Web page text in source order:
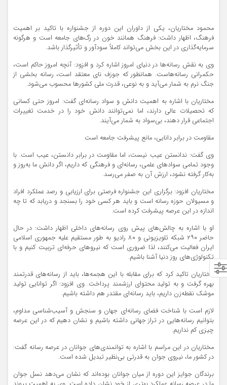
محمود مختاریان، یکی از داوران این دوره از جشنواره با تاکید بر اهمیت
فرهنگ، اظهار داشت: فرهنگ همانند خون در رگ‌های جامعه است و هرگونه
سرمایه‌گذاری در این بخش می‌تواند کاملاً سودآور و تأثیرگذار باشد.
وی به نقش رسانه‌ها در دنیای امروز اشاره کرد و افزود: آنچه امروز حاکم است،
حکمرانی رسانه‌هاست. همانطور که جوزف نای معتقد است، رسانه بخشی از
جنگ نرم به شمار می‌آید و به نوعی، قدرت ملی کشورها محسوب می‌شود.
مختاریان با اشاره به اهمیت دانش و سواد رسانه‌ای گفت: امروز حتی کسانی
که تحصیلات عالی دارند، اما نمی‌توانند دانش خود را در خدمت تغییرات
اجتماعی قرار دهند، بی‌سواد به شمار می‌آیند.
مقاومت در برابر دانایی، مانع پیشرفت جامعه است
وی گفت: ندانستن عیب نیست، اما مقاومت در برابر دانستن، عیب است. با
وجود تمامی سوادهای علمی، رسانه‌ای و فرهنگی که داریم، اگر دانش ما به‌روز و
به‌کار گرفته نشود، ارزش آن به صفر می‌رسد.
مختاریان افزود: برگزاری این جشنواره فرصتی برای ارزیابی و رصد عملکرد افراد
و مسیولان حوزه رسانه است و باید هر کسی خود را بسنجد و دریابد که تا چه
اندازه در این عرصه پیشرفت کرده است.
او با اشاره به چالش‌های پیش روی رسانه‌های داخلی اظهار داشت: در حال
حاضر ۲۹۰ شبکه تلویزیونی و ۸۰ رادیو به طور مستقیم علیه جمهوری اسلامی
ایران فعالیت می‌کنند، لذا ضروری است که نیروهای حرفه‌ای تربیت کنیم و با
تکنولوژی‌های روز دنیا آشنا باشیم.
مختاریان تاکید کرد که برای مقابله با این هجمه‌ها، باید از رسانه‌های قدرتمند
بهره گرفت و به تولید محتوای ارزشمند پرداخت. وی افزود: اگر توانایی تولید
موشک نقطه‌زن داریم، باید رسانه‌ای مقتدر هم داشته باشیم.
لازم است با شناخت فضای رسانه‌ای جهان و سنجش و آسیب‌شناسی مداوم،
بتوانیم رسانه‌هایی در تراز جهانی داشته باشیم و نشان دهیم که در این عرصه
چیزی کم نداریم.
مختاریان در این مراسم با اشاره به توانمندی‌های جوانان در عرصه رسانه گفت:
در کشور ما، نیروی جوان به قدرتی بی‌نظیر تبدیل شده است.
برندگان جوایز این دوره از میان جوانان بوده‌اند که نشان می‌دهد نسل جوان